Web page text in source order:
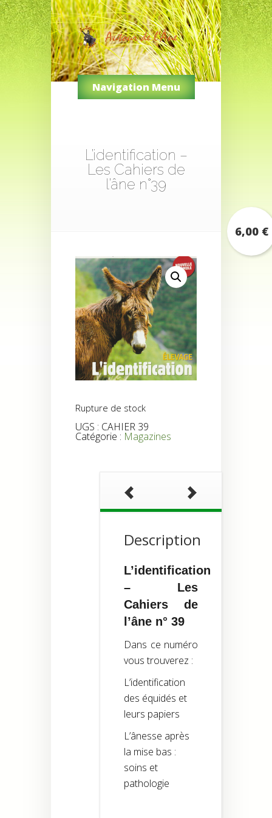
Navigation Menu
L’identification –
Les Cahiers de
l’âne n°39
6,00 €
Rupture de stock
UGS : CAHIER 39
Catégorie : Magazines
Description
L’identification
– Les
Cahiers de
l’âne n° 39
Dans ce numéro
vous trouverez :
L’identification
des équidés et
leurs papiers
L’ânesse après
la mise bas :
soins et
pathologie